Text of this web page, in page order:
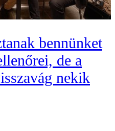
bennünket
de a
nekik